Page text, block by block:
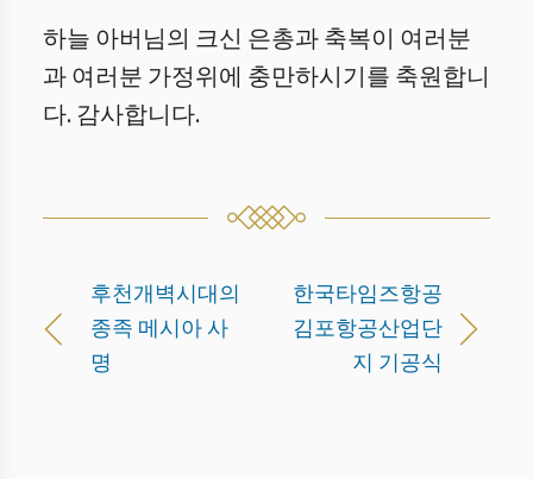
하늘 아버님의 크신 은총과 축복이 여러분
과 여러분 가정위에 충만하시기를 축원합니
다. 감사합니다.
후천개벽시대의
종족 메시아 사
명
한국타임즈항공
김포항공산업단
지 기공식